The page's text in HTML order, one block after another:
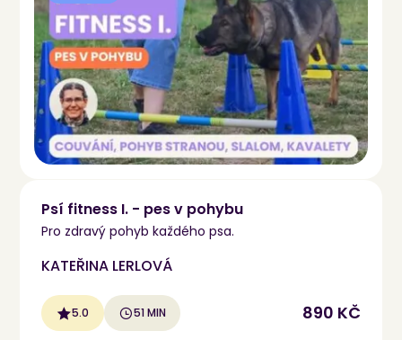
Psí fitness I. - pes v pohybu
Pro zdravý pohyb každého psa.
KATEŘINA LERLOVÁ
5.0 51 MIN 890 KČ